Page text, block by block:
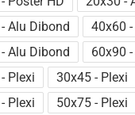
Alu Dibond
40x60
Alu Dibond
60x90
Plexi
30x45 - Plexi
Plexi
50x75 - Plexi